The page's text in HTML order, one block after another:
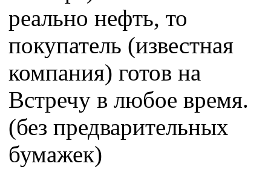
реально нефть, то
покупатель (известная
компания) готов на
Встречу в любое время.
(без предварительных
бумажек)